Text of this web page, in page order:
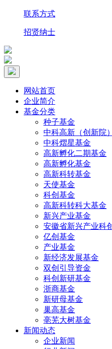
联系方式
招贤纳士
网站首页
企业简介
基金分类
种子基金
中科高新（创新院
中科熠星基金
高新孵化二期基金
高新孵化基金
高新科转基金
天使基金
科创基金
高新科转科大基金
新兴产业基金
安徽省新兴产业科
亿创基金
产业基金
新经济发展基金
双创引导资金
科创新研基金
浙商基金
新研母基金
巢高基金
亳芜大树基金
新闻动态
企业新闻